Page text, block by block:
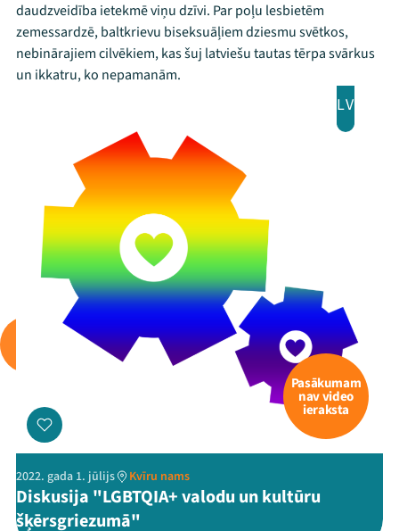
daudzveidība ietekmē viņu dzīvi. Par poļu lesbietēm
zemessardzē, baltkrievu biseksuāļiem dziesmu svētkos,
nebinārajiem cilvēkiem, kas šuj latviešu tautas tērpa svārkus
un ikkatru, ko nepamanām.
LV
Pasākumam
nav video
ieraksta
2022. gada 1. jūlijs Kvīru nams
Diskusija "LGBTQIA+ valodu un kultūru
šķērsgriezumā"